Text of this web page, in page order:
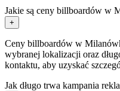
Jakie są ceny billboardów w
+
Ceny billboardów w
wybranej lokalizacji oraz
kontaktu, aby uzyskać
Jak długo trwa kampania